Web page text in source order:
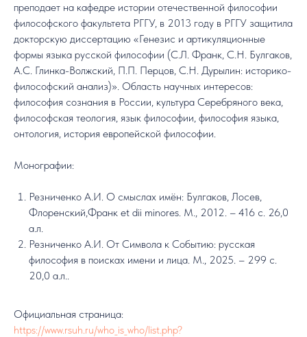
преподает на кафедре истории отечественной философии
философского факультета РГГУ, в 2013 году в РГГУ защитила
докторскую диссертацию «Генезис и артикуляционные
формы языка русской философии (С.Л. Франк, С.Н. Булгаков,
А.С. Глинка-Волжский, П.П. Перцов, С.Н. Дурылин: историко-
философский анализ)». Область научных интересов:
философия сознания в России, культура Серебряного века,
философская теология, язык философии, философия языка,
онтология, история европейской философии.
Монографии:
Резниченко А.И. О смыслах имён: Булгаков, Лосев,
Флоренский,Франк et dii minores. М., 2012. – 416 с. 26,0
а.л.
Резниченко А.И. От Символа к Событию: русская
философия в поисках имени и лица. М., 2025. – 299 с.
20,0 а.л..
Официальная страница:
https://www.rsuh.ru/who_is_who/list.php?